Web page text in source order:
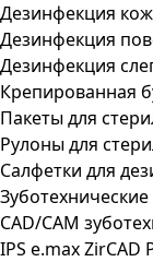
Дезинфекция
Дезинфекция
Дезинфекция
Крепированная
Пакеты для
Рулоны для
Салфетки для
CAD/CAM
IPS e.max ZirCAD